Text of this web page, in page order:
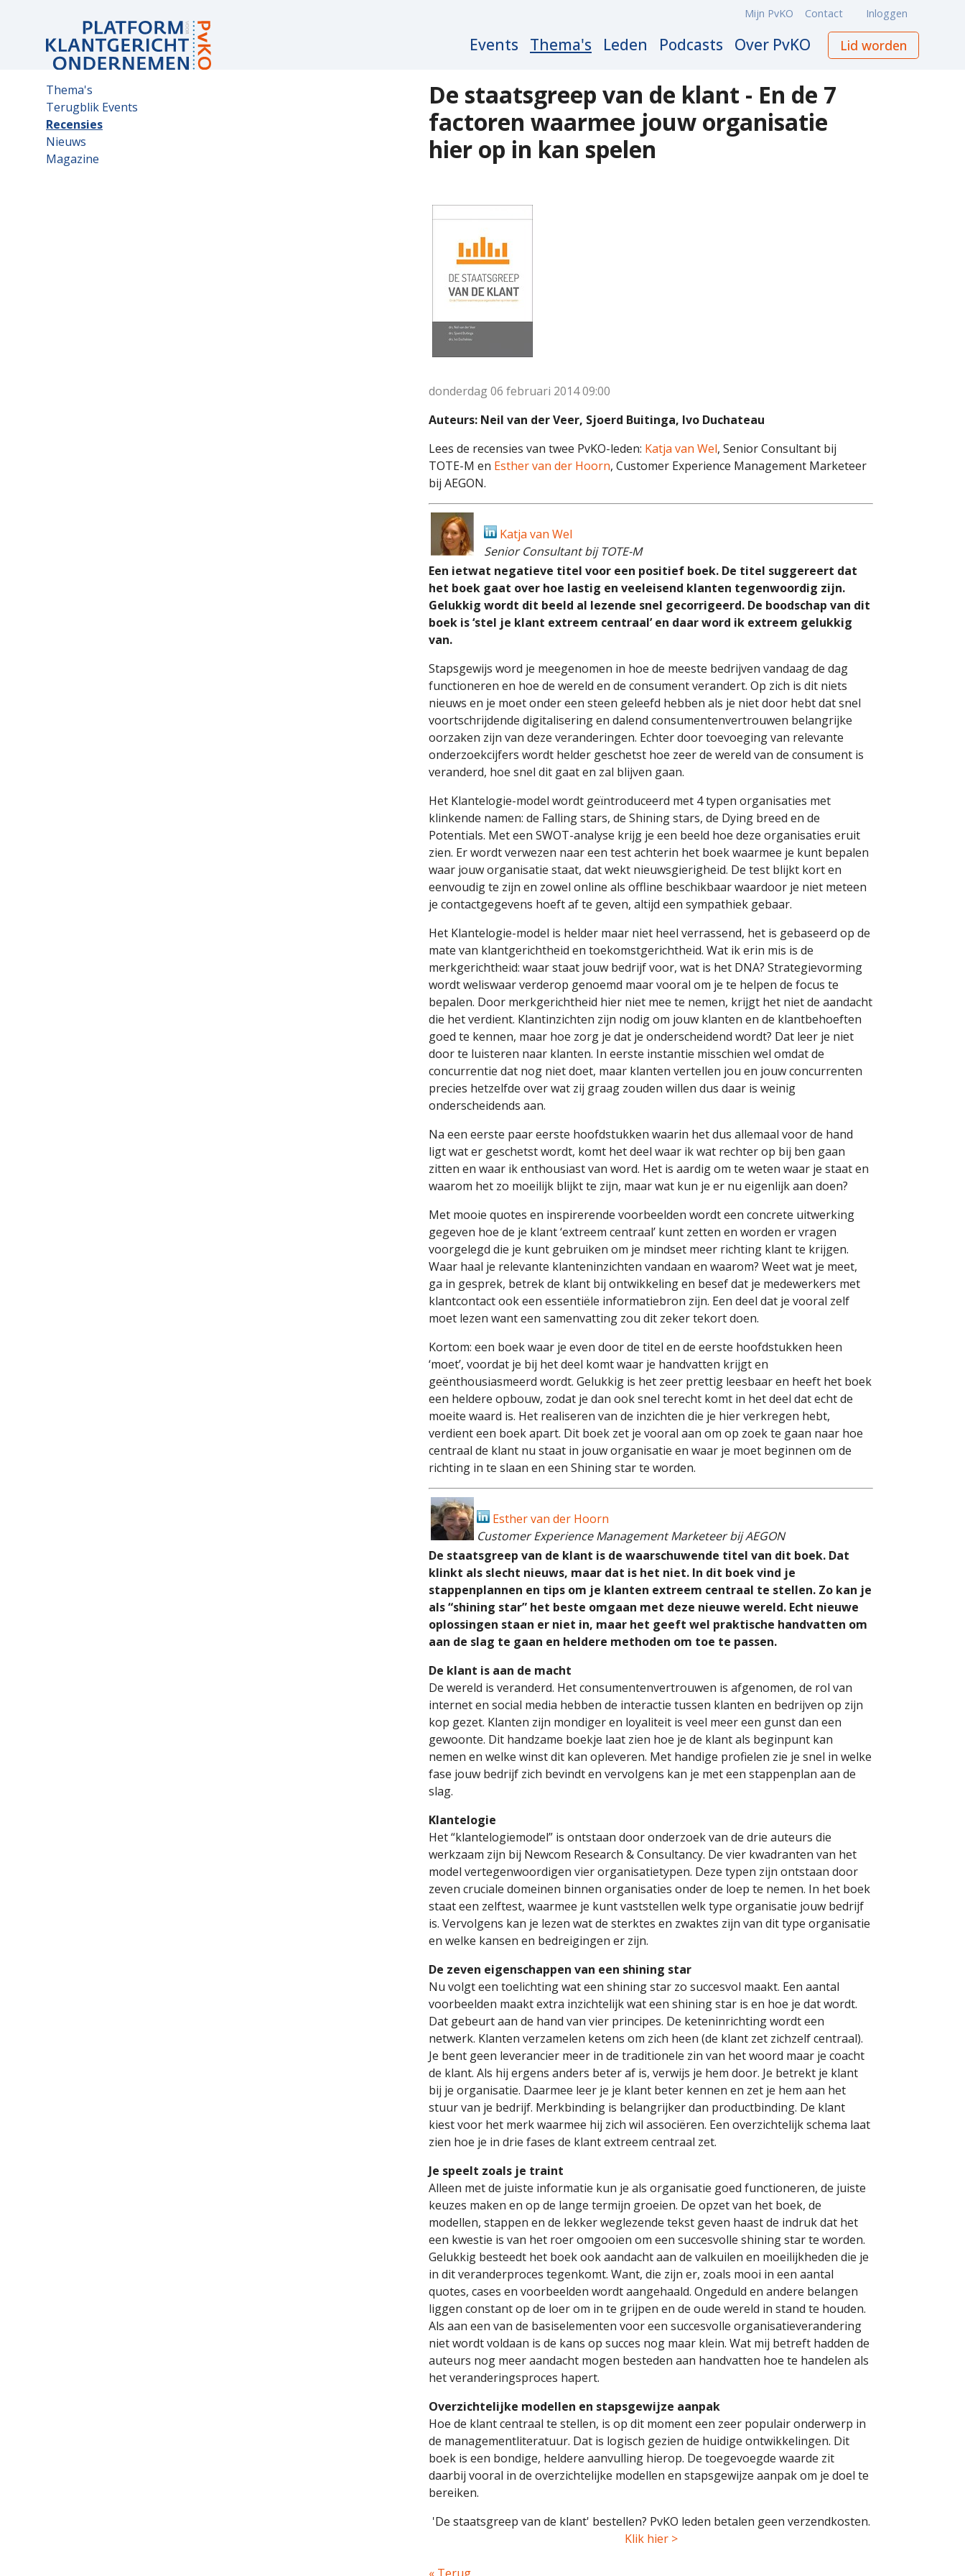
navigation
Events Thema's Leden Podcasts Over PvKO Lid worden
Meta
Mijn PvKO Contact Inloggen
De staatsgreep van de klant - En de 7
factoren waarmee jouw organisatie
hier op in kan spelen
donderdag 06 februari 201409:00
Auteurs: Neil van der Veer, Sjoerd Buitinga, Ivo Duchateau
Lees de recensies van twee PvKO-leden: Katja van Wel, Senior Consultant bij
TOTE-M en Esther van der Hoorn, Customer Experience Management Marketeer
bij AEGON.
Katja van Wel
Senior Consultant bij TOTE-M
Een ietwat negatieve titel voor een positief boek. De titel suggereert dat
het boek gaat over hoe lastig en veeleisend klanten tegenwoordig zijn.
Gelukkig wordt dit beeld al lezende snel gecorrigeerd. De boodschap van dit
boek is ‘stel je klant extreem centraal’ en daar word ik extreem gelukkig
van.
Stapsgewijs word je meegenomen in hoe de meeste bedrijven vandaag de dag
functioneren en hoe de wereld en de consument verandert. Op zich is dit niets
nieuws en je moet onder een steen geleefd hebben als je niet door hebt dat snel
voortschrijdende digitalisering en dalend consumentenvertrouwen belangrijke
oorzaken zijn van deze veranderingen. Echter door toevoeging van relevante
onderzoekcijfers wordt helder geschetst hoe zeer de wereld van de consument is
veranderd, hoe snel dit gaat en zal blijven gaan.
Het Klantelogie-model wordt geïntroduceerd met 4 typen organisaties met
klinkende namen: de Falling stars, de Shining stars, de Dying breed en de
Potentials. Met een SWOT-analyse krijg je een beeld hoe deze organisaties eruit
zien. Er wordt verwezen naar een test achterin het boek waarmee je kunt bepalen
waar jouw organisatie staat, dat wekt nieuwsgierigheid. De test blijkt kort en
eenvoudig te zijn en zowel online als offline beschikbaar waardoor je niet meteen
je contactgegevens hoeft af te geven, altijd een sympathiek gebaar.
Het Klantelogie-model is helder maar niet heel verrassend, het is gebaseerd op de
mate van klantgerichtheid en toekomstgerichtheid. Wat ik erin mis is de
merkgerichtheid: waar staat jouw bedrijf voor, wat is het DNA? Strategievorming
wordt weliswaar verderop genoemd maar vooral om je te helpen de focus te
bepalen. Door merkgerichtheid hier niet mee te nemen, krijgt het niet de aandacht
die het verdient. Klantinzichten zijn nodig om jouw klanten en de klantbehoeften
goed te kennen, maar hoe zorg je dat je onderscheidend wordt? Dat leer je niet
door te luisteren naar klanten. In eerste instantie misschien wel omdat de
concurrentie dat nog niet doet, maar klanten vertellen jou en jouw concurrenten
precies hetzelfde over wat zij graag zouden willen dus daar is weinig
onderscheidends aan.
Na een eerste paar eerste hoofdstukken waarin het dus allemaal voor de hand
ligt wat er geschetst wordt, komt het deel waar ik wat rechter op bij ben gaan
zitten en waar ik enthousiast van word. Het is aardig om te weten waar je staat en
waarom het zo moeilijk blijkt te zijn, maar wat kun je er nu eigenlijk aan doen?
Met mooie quotes en inspirerende voorbeelden wordt een concrete uitwerking
gegeven hoe de je klant ‘extreem centraal’ kunt zetten en worden er vragen
voorgelegd die je kunt gebruiken om je mindset meer richting klant te krijgen.
Waar haal je relevante klanteninzichten vandaan en waarom? Weet wat je meet,
ga in gesprek, betrek de klant bij ontwikkeling en besef dat je medewerkers met
klantcontact ook een essentiële informatiebron zijn. Een deel dat je vooral zelf
moet lezen want een samenvatting zou dit zeker tekort doen.
Kortom: een boek waar je even door de titel en de eerste hoofdstukken heen
‘moet’, voordat je bij het deel komt waar je handvatten krijgt en
geënthousiasmeerd wordt. Gelukkig is het zeer prettig leesbaar en heeft het boek
een heldere opbouw, zodat je dan ook snel terecht komt in het deel dat echt de
moeite waard is. Het realiseren van de inzichten die je hier verkregen hebt,
verdient een boek apart. Dit boek zet je vooral aan om op zoek te gaan naar hoe
centraal de klant nu staat in jouw organisatie en waar je moet beginnen om de
richting in te slaan en een Shining star te worden.
Esther van der Hoorn
Customer Experience Management Marketeer bij AEGON
De staatsgreep van de klant is de waarschuwende titel van dit boek. Dat
klinkt als slecht nieuws, maar dat is het niet. In dit boek vind je
stappenplannen en tips om je klanten extreem centraal te stellen. Zo kan je
als “shining star” het beste omgaan met deze nieuwe wereld. Echt nieuwe
oplossingen staan er niet in, maar het geeft wel praktische handvatten om
aan de slag te gaan en heldere methoden om toe te passen.
De klant is aan de macht
De wereld is veranderd. Het consumentenvertrouwen is afgenomen, de rol van
internet en social media hebben de interactie tussen klanten en bedrijven op zijn
kop gezet. Klanten zijn mondiger en loyaliteit is veel meer een gunst dan een
gewoonte. Dit handzame boekje laat zien hoe je de klant als beginpunt kan
nemen en welke winst dit kan opleveren. Met handige profielen zie je snel in welke
fase jouw bedrijf zich bevindt en vervolgens kan je met een stappenplan aan de
slag.
Klantelogie
Het “klantelogiemodel” is ontstaan door onderzoek van de drie auteurs die
werkzaam zijn bij Newcom Research & Consultancy. De vier kwadranten van het
model vertegenwoordigen vier organisatietypen. Deze typen zijn ontstaan door
zeven cruciale domeinen binnen organisaties onder de loep te nemen. In het boek
staat een zelftest, waarmee je kunt vaststellen welk type organisatie jouw bedrijf
is. Vervolgens kan je lezen wat de sterktes en zwaktes zijn van dit type organisatie
en welke kansen en bedreigingen er zijn.
De zeven eigenschappen van een shining star
Nu volgt een toelichting wat een shining star zo succesvol maakt. Een aantal
voorbeelden maakt extra inzichtelijk wat een shining star is en hoe je dat wordt.
Dat gebeurt aan de hand van vier principes. De keteninrichting wordt een
netwerk. Klanten verzamelen ketens om zich heen (de klant zet zichzelf centraal).
Je bent geen leverancier meer in de traditionele zin van het woord maar je coacht
de klant. Als hij ergens anders beter af is, verwijs je hem door. Je betrekt je klant
bij je organisatie. Daarmee leer je je klant beter kennen en zet je hem aan het
stuur van je bedrijf. Merkbinding is belangrijker dan productbinding. De klant
kiest voor het merk waarmee hij zich wil associëren. Een overzichtelijk schema laat
zien hoe je in drie fases de klant extreem centraal zet.
Je speelt zoals je traint
Alleen met de juiste informatie kun je als organisatie goed functioneren, de juiste
keuzes maken en op de lange termijn groeien. De opzet van het boek, de
modellen, stappen en de lekker weglezende tekst geven haast de indruk dat het
een kwestie is van het roer omgooien om een succesvolle shining star te worden.
Gelukkig besteedt het boek ook aandacht aan de valkuilen en moeilijkheden die je
in dit veranderproces tegenkomt. Want, die zijn er, zoals mooi in een aantal
quotes, cases en voorbeelden wordt aangehaald. Ongeduld en andere belangen
liggen constant op de loer om in te grijpen en de oude wereld in stand te houden.
Als aan een van de basiselementen voor een succesvolle organisatieverandering
niet wordt voldaan is de kans op succes nog maar klein. Wat mij betreft hadden de
auteurs nog meer aandacht mogen besteden aan handvatten hoe te handelen als
het veranderingsproces hapert.
Overzichtelijke modellen en stapsgewijze aanpak
Hoe de klant centraal te stellen, is op dit moment een zeer populair onderwerp in
de managementliteratuur. Dat is logisch gezien de huidige ontwikkelingen. Dit
boek is een bondige, heldere aanvulling hierop. De toegevoegde waarde zit
daarbij vooral in de overzichtelijke modellen en stapsgewijze aanpak om je doel te
bereiken.
'De staatsgreep van de klant' bestellen? PvKO leden betalen geen verzendkosten.
Klik hier >
Sub
navigation
Thema's
Terugblik Events
Recensies
Nieuws
Magazine